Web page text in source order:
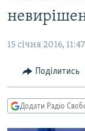
до
основної
Перейти
до
пошуку
ЕКОНОМІКА
СУСПІЛЬСТВО
РОСІЙСЬКА
ДОНБАС.РЕАЛІЇ
ТИ ЯК?
15 січня 2016, 11:47
Поділитись
Додати Радіо